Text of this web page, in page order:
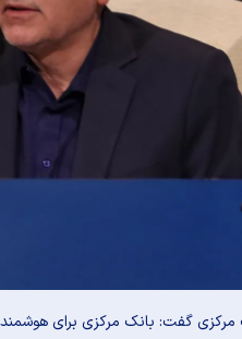
مرکزی گفت: بانک مرکزی برای